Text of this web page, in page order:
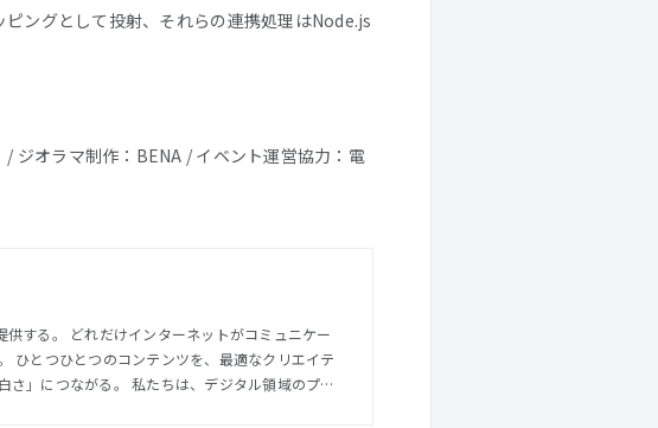
ングとして投射、それらの連携処理はNode.js
ジオラマ制作：BENA / イベント運営協力：電
コミュニケー
ちは、デジタル領域のプロ